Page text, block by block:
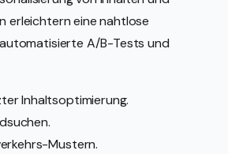
erleichtern eine nahtlose
A/B-Tests und
Inhaltsoptimierung.
Mustern.